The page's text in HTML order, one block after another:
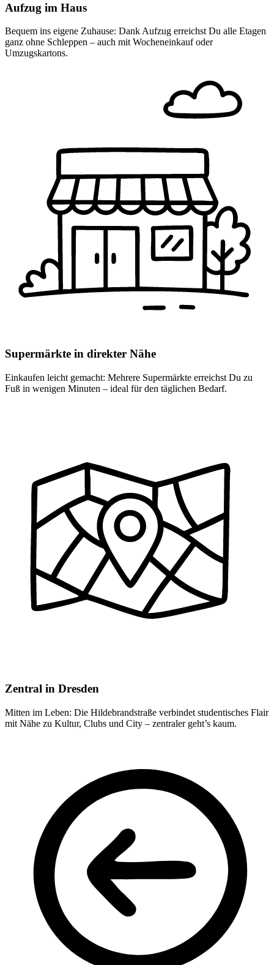
Aufzug im Haus
Bequem ins eigene Zuhause: Dank Aufzug erreichst Du alle Etagen
ganz ohne Schleppen – auch mit Wocheneinkauf oder
Umzugskartons.
Supermärkte in direkter Nähe
Einkaufen leicht gemacht: Mehrere Supermärkte erreichst Du zu
Fuß in wenigen Minuten – ideal für den täglichen Bedarf.
Zentral in Dresden
Mitten im Leben: Die Hildebrandstraße verbindet studentisches Flair
mit Nähe zu Kultur, Clubs und City – zentraler geht’s kaum.